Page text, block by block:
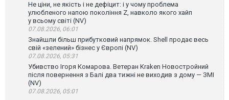
Не ціни, не якість і не дефіцит: і у чому проблема
улюбленого напою покоління Z, навколо якого хайп
у всьому світі (NV)
07.08.2026, 06:01
Знайшли більш прибутковий напрямок. Shell продає весь
свій «зелений» бізнес у Європі (NV)
07.08.2026, 05:31
Убивство Ігоря Комарова. Ветеран Kraken Новостройний
після повернення з Балі два тижні не виходив з дому — ЗМІ
(NV)
07.08.2026, 05:01